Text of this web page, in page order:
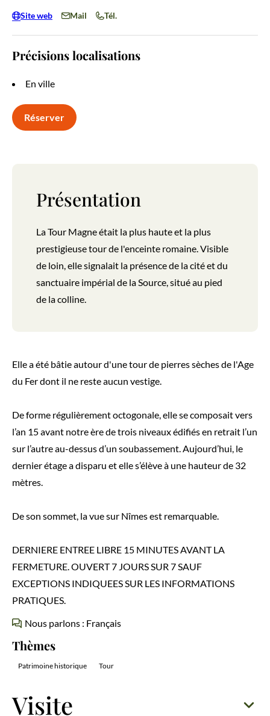
Présentation
La Tour Magne était la plus haute et la plus
prestigieuse tour de l'enceinte romaine. Visible
de loin, elle signalait la présence de la cité et du
sanctuaire impérial de la Source, situé au pied
de la colline.
Elle a été bâtie autour d'une tour de pierres sèches de l'Age
du Fer dont il ne reste aucun vestige.
De forme régulièrement octogonale, elle se composait vers
l’an 15 avant notre ère de trois niveaux édifiés en retrait l’un
sur l’autre au-dessus d’un soubassement. Aujourd’hui, le
dernier étage a disparu et elle s’élève à une hauteur de 32
mètres.
De son sommet, la vue sur Nîmes est remarquable.
DERNIERE ENTREE LIBRE 15 MINUTES AVANT LA
FERMETURE. OUVERT 7 JOURS SUR 7 SAUF
EXCEPTIONS INDIQUEES SUR LES INFORMATIONS
PRATIQUES.
Nous parlons : Français
Thèmes
Patrimoine historique Tour
Visite
Site web Mail Tél.
Précisions localisations
En ville
Réserver